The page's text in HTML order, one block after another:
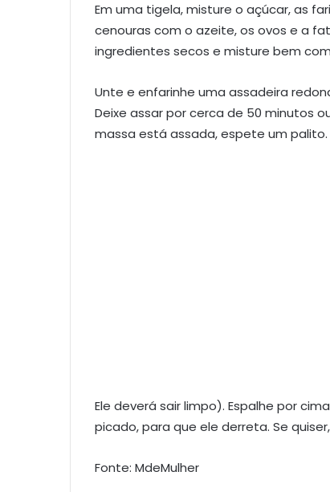
Em uma tigela, misture o açúcar, as
cenouras com o azeite, os ovos e a
ingredientes secos e misture bem
Unte e enfarinhe uma assadeira
Deixe assar por cerca de 50 minutos
massa está assada, espete um palito.
Ele deverá sair limpo). Espalhe por
picado, para que ele derreta. Se
Fonte: MdeMulher